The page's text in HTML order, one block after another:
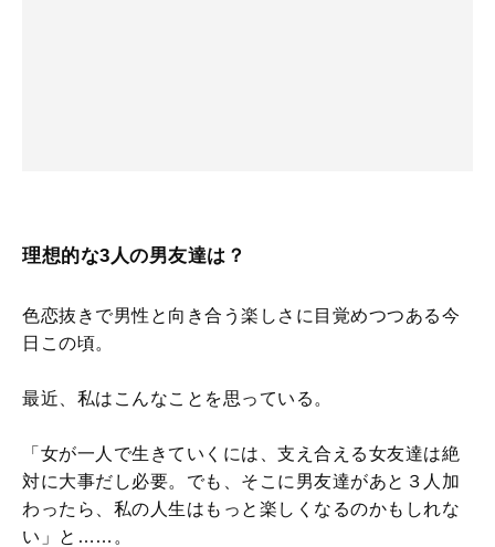
理想的な3人の男友達は？
色恋抜きで男性と向き合う楽しさに目覚めつつある今
日この頃。
最近、私はこんなことを思っている。
「女が一人で生きていくには、支え合える女友達は絶
対に大事だし必要。でも、そこに男友達があと３人加
わったら、私の人生はもっと楽しくなるのかもしれな
い」と……。